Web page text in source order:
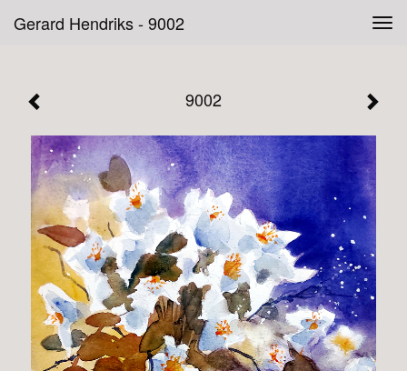
Gerard Hendriks - 9002
9002